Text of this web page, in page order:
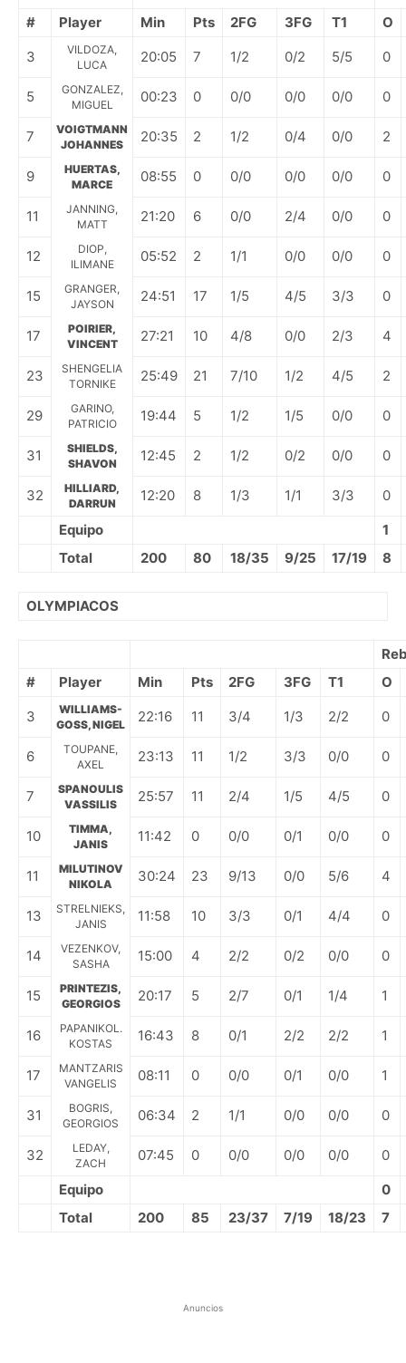
#
Player Min Pts 2FG 3FG T1
O
3
VILDOZA,
LUCA
20:05 7 1/2 0/2 5/5 0
5
GONZALEZ,
MIGUEL
00:23 0 0/0 0/0 0/0 0
7
VOIGTMANN
JOHANNES
20:35 2 1/2 0/4 0/0 2
9
HUERTAS,
MARCE
08:55 0 0/0 0/0 0/0 0
11
JANNING,
MATT
21:20 6 0/0 2/4 0/0 0
12
DIOP,
ILIMANE
05:52 2 1/1 0/0 0/0 0
15
GRANGER,
JAYSON
24:51 17 1/5 4/5 3/3 0
17
POIRIER,
VINCENT
27:21 10 4/8 0/0 2/3 4
23
SHENGELIA
TORNIKE
25:49 21 7/10 1/2 4/5 2
29
GARINO,
PATRICIO
19:44 5 1/2 1/5 0/0 0
31
SHIELDS,
SHAVON
12:45 2 1/2 0/2 0/0 0
32
HILLIARD,
DARRUN
12:20 8 1/3 1/1 3/3
0
Equipo
1
Total
200 80 18/35 9/25 17/19 8
OLYMPIACOS
#
Player Min Pts 2FG 3FG T1
O
3
WILLIAMS-
GOSS, NIGEL
22:16 11 3/4 1/3 2/2 0
6
TOUPANE,
AXEL
23:13 11 1/2 3/3 0/0 0
7
SPANOULIS
VASSILIS
25:57 11 2/4 1/5 4/5 0
10
TIMMA,
JANIS
11:42 0 0/0 0/1 0/0 0
11
MILUTINOV
NIKOLA
30:24 23 9/13 0/0 5/6 4
13
STRELNIEKS,
JANIS
11:58 10 3/3 0/1 4/4 0
14
VEZENKOV,
SASHA
15:00 4 2/2 0/2 0/0 0
15
PRINTEZIS,
GEORGIOS
20:17 5 2/7 0/1 1/4 1
16
PAPANIKOL.
KOSTAS
16:43 8 0/1 2/2 2/2 1
17
MANTZARIS
VANGELIS
08:11 0 0/0 0/1 0/0 1
31
BOGRIS,
GEORGIOS
06:34 2 1/1 0/0 0/0 0
32
LEDAY,
ZACH
07:45 0 0/0 0/0 0/0
0
Equipo
0
Total
200 85 23/37 7/19 18/23 7
Anuncios